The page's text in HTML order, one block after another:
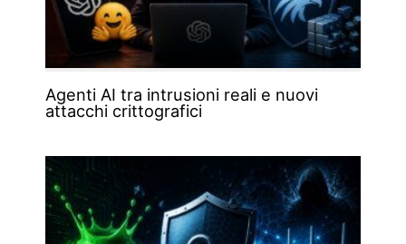
Agenti AI tra intrusioni reali e nuovi
attacchi crittografici